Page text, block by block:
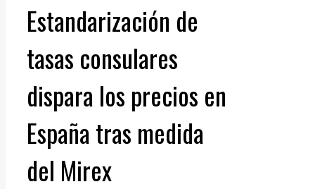
Estandarización de
tasas consulares
dispara los precios en
España tras medida
del Mirex